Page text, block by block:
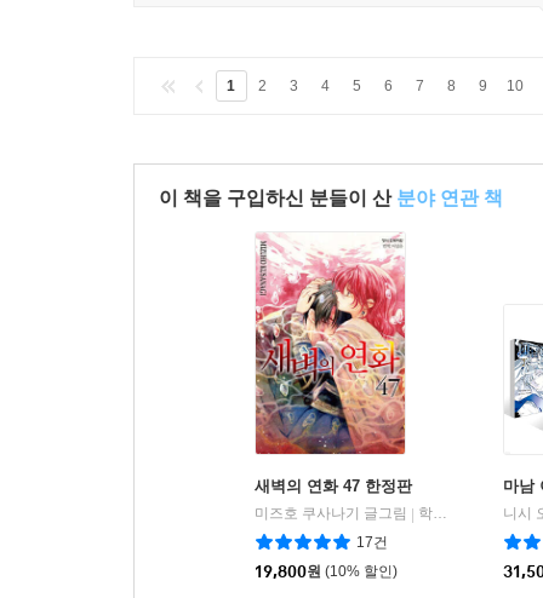
1 2 3 4 5 6 7 8 9 10
이 책을 구입하신 분들이 산 분야 연관 책
새벽의 연화 47 한정판
미즈호 쿠사나기 글그림
학산문화사
17건
19,800원 (10% 할인)
마남